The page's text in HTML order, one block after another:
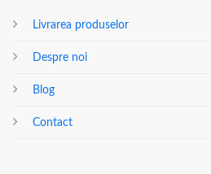
Livrarea produselor
Despre noi
Blog
Contact